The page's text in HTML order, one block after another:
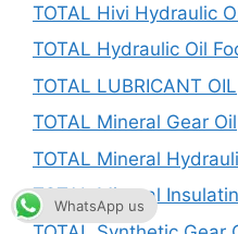
TOTAL Hivi Hydraulic
TOTAL Hydraulic Oil
TOTAL LUBRICANT OIL
TOTAL Mineral Gear Oil
TOTAL Mineral
TOTAL Mineral
WhatsApp us